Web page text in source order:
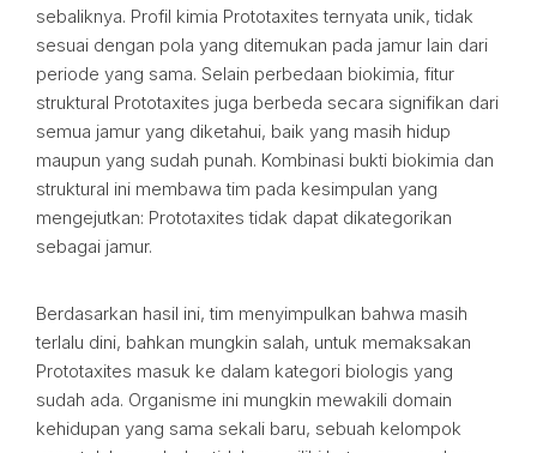
sebaliknya. Profil kimia Prototaxites ternyata unik, tidak
sesuai dengan pola yang ditemukan pada jamur lain dari
periode yang sama. Selain perbedaan biokimia, fitur
struktural Prototaxites juga berbeda secara signifikan dari
semua jamur yang diketahui, baik yang masih hidup
maupun yang sudah punah. Kombinasi bukti biokimia dan
struktural ini membawa tim pada kesimpulan yang
mengejutkan: Prototaxites tidak dapat dikategorikan
sebagai jamur.
Berdasarkan hasil ini, tim menyimpulkan bahwa masih
terlalu dini, bahkan mungkin salah, untuk memaksakan
Prototaxites masuk ke dalam kategori biologis yang
sudah ada. Organisme ini mungkin mewakili domain
kehidupan yang sama sekali baru, sebuah kelompok